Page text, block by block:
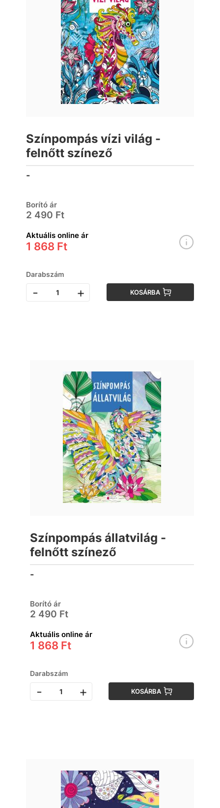
Színpompás vízi világ -
felnőtt színező
-
Borító ár
2 490 Ft
Aktuális online ár
1 868 Ft
Darabszám
- + KOSÁRBA
Színpompás állatvilág -
felnőtt színező
-
Borító ár
2 490 Ft
Aktuális online ár
1 868 Ft
Darabszám
- + KOSÁRBA